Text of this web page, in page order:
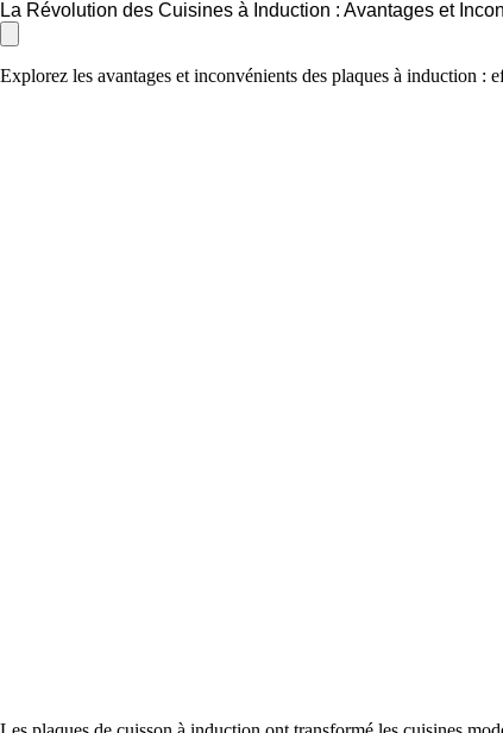
La Révolution des Cuisines à Induction : Avantages et
Explorez les avantages et inconvénients des plaques à induction :